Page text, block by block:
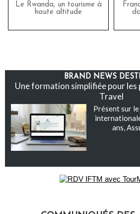
Le Rwanda, un tourisme à
haute altitude
BRAND NEWS
Une formation simplifiée pour
Travel
Présent sur
ans,